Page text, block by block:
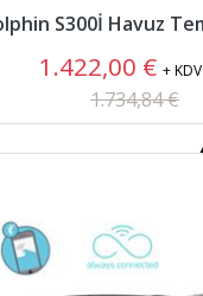
1.422,00 €+ KDV
1.734,84 €